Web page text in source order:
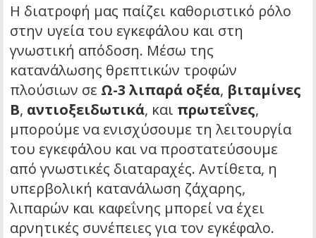
Η διατροφή μας παίζει καθοριστικό ρόλο
στην υγεία του εγκεφάλου και στη
γνωστική απόδοση. Μέσω της
κατανάλωσης θρεπτικών τροφών
πλούσιων σε Ω-3 λιπαρά οξέα, βιταμίνες
Β, αντιοξειδωτικά, και πρωτεΐνες,
μπορούμε να ενισχύσουμε τη λειτουργία
του εγκεφάλου και να προστατεύσουμε
από γνωστικές διαταραχές. Αντίθετα, η
υπερβολική κατανάλωση ζάχαρης,
λιπαρών και καφεΐνης μπορεί να έχει
αρνητικές συνέπειες για τον εγκέφαλο.